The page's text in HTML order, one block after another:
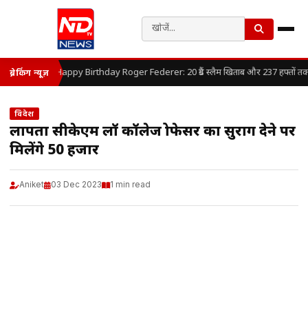
ब्रेकिंग न्यूज़ Happy Birthday Roger Federer: 20 ग्रैंड स्लैम खिताब और 237 हफ्तों
विदेश
लापता सीकेएम लॉ कॉलेज प्रोफेसर का सुराग देने पर
मिलेंगे 50 हजार
Aniket 03 Dec 2023 1 min read